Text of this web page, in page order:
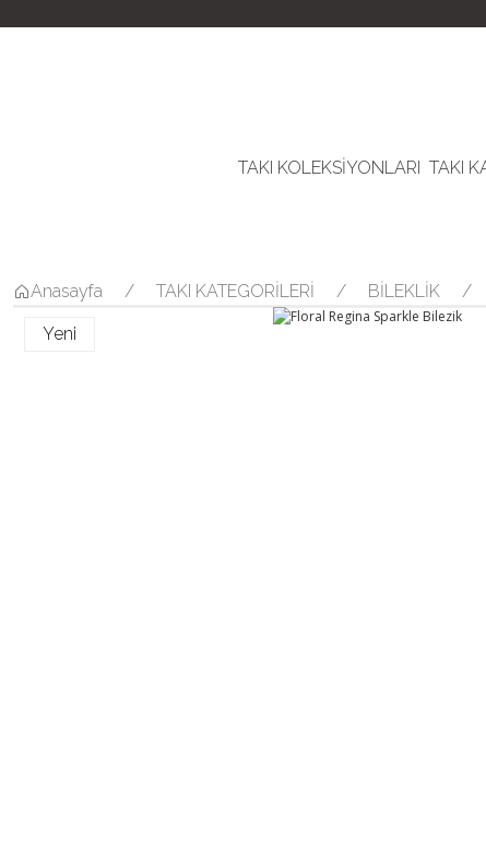
TAKI KOLEKSİYONLARI TAKI
Anasayfa TAKI KATEGORİLERİ BİLEKLİK
Yeni